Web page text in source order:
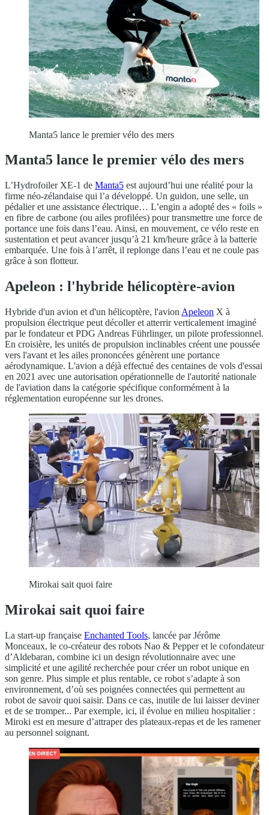
Manta5 lance le premier vélo des mers
Manta5 lance le premier vélo des mers
L’Hydrofoiler XE-1 de Manta5 est aujourd’hui une réalité pour la
firme néo-zélandaise qui l’a développé. Un guidon, une selle, un
pédalier et une assistance électrique… L’engin a adopté des « foils »
en fibre de carbone (ou ailes profilées) pour transmettre une force de
portance une fois dans l’eau. Ainsi, en mouvement, ce vélo reste en
sustentation et peut avancer jusqu’à 21 km/heure grâce à la batterie
embarquée. Une fois à l’arrêt, il replonge dans l’eau et ne coule pas
grâce à son flotteur.
Apeleon : l'hybride hélicoptère-avion
Hybride d'un avion et d'un hélicoptère, l'avion Apeleon X à
propulsion électrique peut décoller et atterrir verticalement imaginé
par le fondateur et PDG Andreas Führlinger, un pilote professionnel.
En croisière, les unités de propulsion inclinables créent une poussée
vers l'avant et les ailes prononcées génèrent une portance
aérodynamique. L'avion a déjà effectué des centaines de vols d'essai
en 2021 avec une autorisation opérationnelle de l'autorité nationale
de l'aviation dans la catégorie spécifique conformément à la
réglementation européenne sur les drones.
Mirokai sait quoi faire
Mirokai sait quoi faire
La start-up française Enchanted Tools, lancée par Jérôme
Monceaux, le co-créateur des robots Nao & Pepper et le cofondateur
d’Aldebaran, combine ici un design révolutionnaire avec une
simplicité et une agilité recherchée pour créer un robot unique en
son genre. Plus simple et plus rentable, ce robot s’adapte à son
environnement, d’où ses poignées connectées qui permettent au
robot de savoir quoi saisir. Dans ce cas, inutile de lui laisser deviner
et de se tromper... Par exemple, ici, il évolue en milieu hospitalier :
Miroki est en mesure d’attraper des plateaux-repas et de les ramener
au personnel soignant.